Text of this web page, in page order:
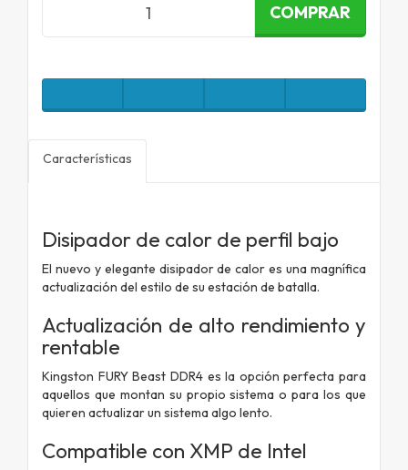
COMPRAR
Características
Disipador de calor de perfil bajo
El nuevo y elegante disipador de calor es una magnífica
actualización del estilo de su estación de batalla.
Actualización de alto rendimiento y
rentable
Kingston FURY Beast DDR4 es la opción perfecta para
aquellos que montan su propio sistema o para los que
quieren actualizar un sistema algo lento.
Compatible con XMP de Intel